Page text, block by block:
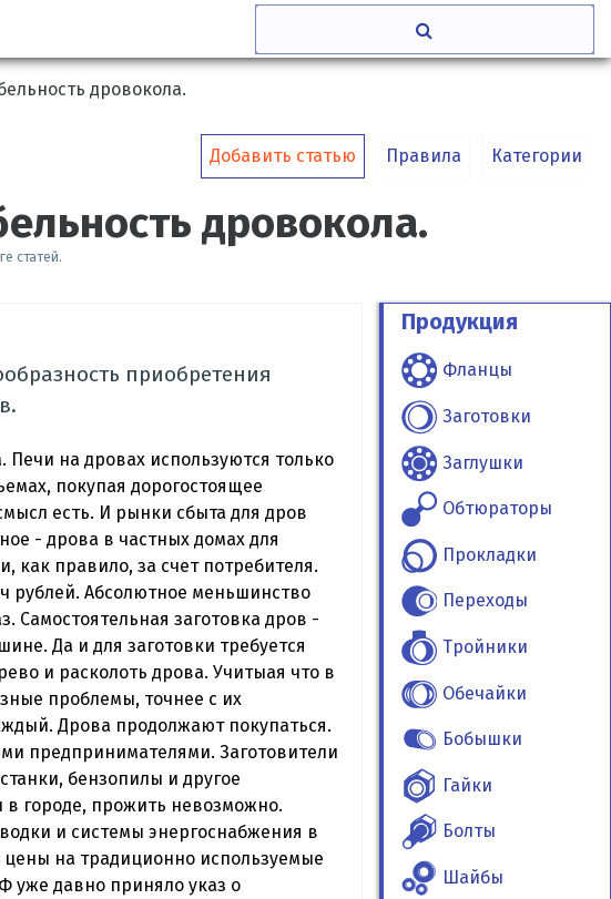
дровокола.
Добавить статью Правила Категории
дровокола.
статей.
приобретения
на дровах используются только
покупая дорогостоящее
есть. И рынки сбыта для дров
- дрова в частных домах для
как правило, за счет потребителя.
рублей. Абсолютное меньшинство
Самостоятельная заготовка дров -
Да и для заготовки требуется
и расколоть дрова. Учитыая что в
проблемы, точнее с их
Дрова продолжают покупаться.
предпринимателями. Заготовители
бензопилы и другое
в городе, прожить невозможно.
и системы энергоснабжения в
цены на традиционно используемые
уже давно приняло указ о
Продукция
Фланцы
Заготовки
Заглушки
Обтюраторы
Прокладки
Переходы
Тройники
Обечайки
Бобышки
Гайки
Болты
Шайбы